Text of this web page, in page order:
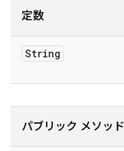
定数
String
パブリック メソッド